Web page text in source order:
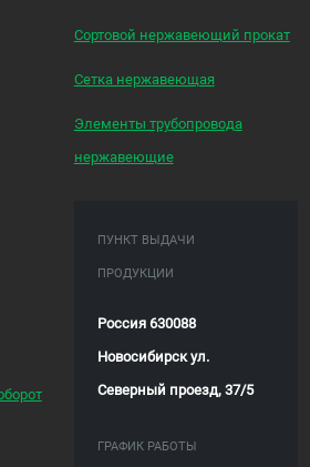
Сортовой нержавеющий прокат
Сетка нержавеющая
Элементы трубопровода
нержавеющие
ПУНКТ ВЫДАЧИ
ПРОДУКЦИИ
Россия 630088
Новосибирск ул.
Северный проезд, 37/5
ГРАФИК РАБОТЫ